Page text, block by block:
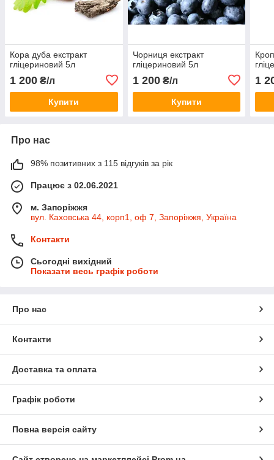
Кора дуба екстракт
гліцериновий 5л
1 200 ₴/л
Купити
Чорниця екстракт
гліцериновий 5л
1 200₴/л
Купити
1
Про нас
98% позитивних з 115 відгуків за рік
Працює з 02.06.2021
м. Запоріжжя
вул. Каховська 44, корп1, оф 7, Запоріжжя, Україна
Контакти
Сьогодні вихідний
Показати весь графік роботи
Про нас
Контакти
Доставка та оплата
Графік роботи
Повна версія сайту